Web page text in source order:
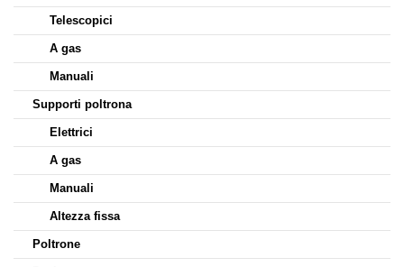
Telescopici
A gas
Manuali
Supporti poltrona
Elettrici
A gas
Manuali
Altezza fissa
Poltrone